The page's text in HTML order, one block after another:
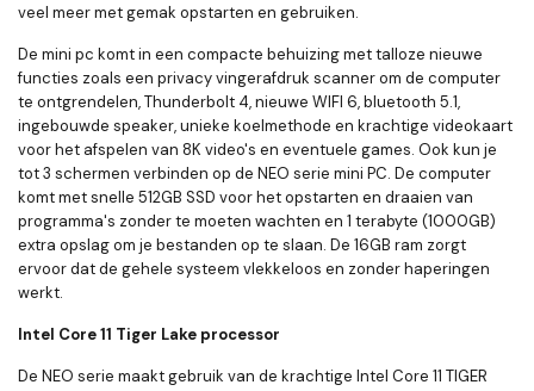
veel meer met gemak opstarten en gebruiken.
De mini pc komt in een compacte behuizing met talloze nieuwe
functies zoals een privacy vingerafdruk scanner om de computer
te ontgrendelen, Thunderbolt 4, nieuwe WIFI 6, bluetooth 5.1,
ingebouwde speaker, unieke koelmethode en krachtige videokaart
voor het afspelen van 8K video's en eventuele games. Ook kun je
tot 3 schermen verbinden op de NEO serie mini PC. De computer
komt met snelle 512GB SSD voor het opstarten en draaien van
programma's zonder te moeten wachten en 1 terabyte (1000GB)
extra opslag om je bestanden op te slaan. De 16GB ram zorgt
ervoor dat de gehele systeem vlekkeloos en zonder haperingen
werkt.
Intel Core 11 Tiger Lake processor
De NEO serie maakt gebruik van de krachtige Intel Core 11 TIGER